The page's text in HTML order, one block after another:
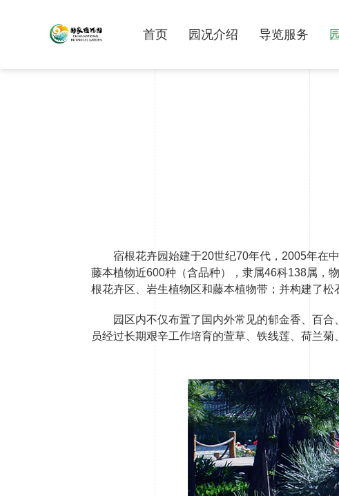
首页 园况介绍 导览服务
宿根花卉园始建于20世纪70年代，2005年在
藤本植物近600种（含品种），隶属46科138属，
根花卉区、岩生植物区和藤本植物带；并构建了松
园区内不仅布置了国内外常见的郁金香、百
员经过长期艰辛工作培育的萱草、铁线莲、荷兰菊